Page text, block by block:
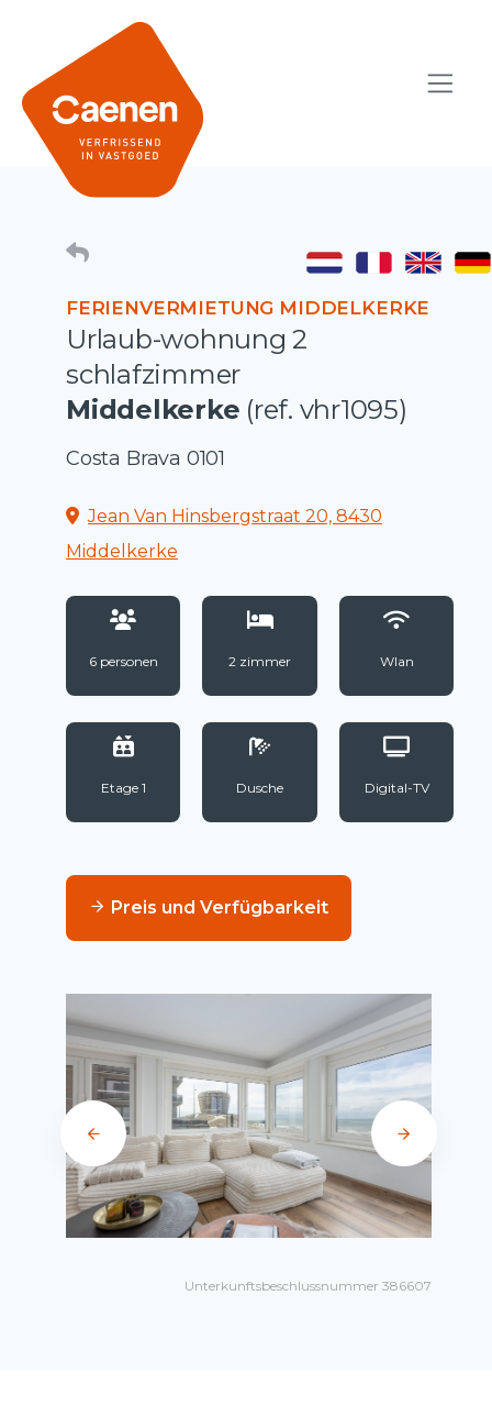
FERIENVERMIETUNG MIDDELKERKE
Urlaub-wohnung 2
schlafzimmer
Middelkerke (ref. vhr1095)
Costa Brava 0101
Jean Van Hinsbergstraat 20, 8430
Middelkerke
6 personen 2 zimmer Wlan
Etage 1 Dusche Digital-TV
Preis und Verfügbarkeit
Unterkunftsbeschlussnummer 386607